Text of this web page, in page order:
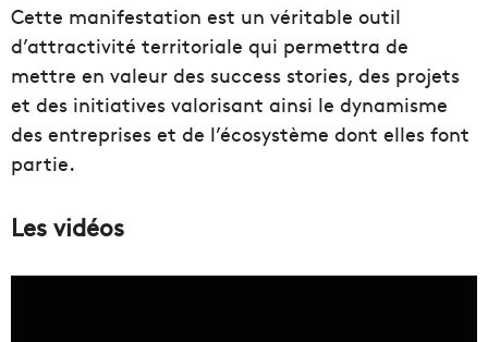
Cette manifestation est un véritable outil
d’attractivité territoriale qui permettra de
mettre en valeur des success stories, des projets
et des initiatives valorisant ainsi le dynamisme
des entreprises et de l’écosystème dont elles font
partie.
Les vidéos